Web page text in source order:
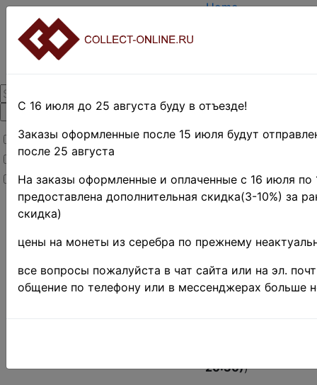
Товары со скидкой
Товары в наличии
Новинки
Home
Payment
TERMS AND WORDS
Предварительные
заказы!
почтой или СДЭК
Для заказов от
содержащих не
позиций
20:30))
С 16 июля до 25 августа буду в отъезде!
Заказы оформленные после 15 июля будут
после 25 августа
На заказы оформленные и оплаченные с 16 июля по
предоставлена дополнительная скидка(3-10%) за
скидка)
цены на монеты из серебра по прежнему
все вопросы пожалуйста в чат сайта или на эл.
общение по телефону или в мессенджерах больше